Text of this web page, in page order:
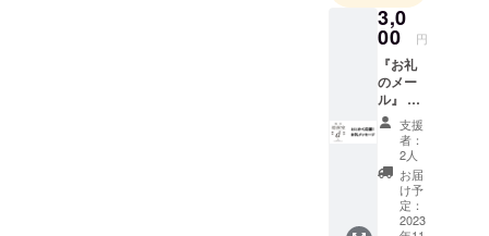
らしの道具
店』を開
始。2019年4
月に滋賀県
湖南市に
「地域おこ
し協力隊」
住。住居兼
3,0
00 円
『お礼
のメー
ル』 支
援いた
だいた
方に、
DONGR
EE店主
ドリー
からの
支援
者：
2人
お届
け予
定：
2023